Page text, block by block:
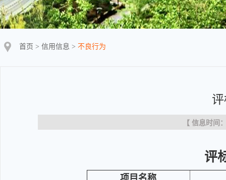
首页 > 信用信息 > 不良行为
【 信息时间
评
项目名称